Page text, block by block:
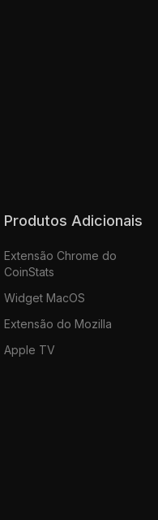
Produtos Adicionais
Extensão Chrome do
CoinStats
Widget MacOS
Extensão do Mozilla
Apple TV